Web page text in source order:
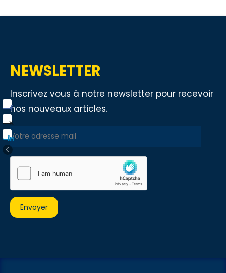
NEWSLETTER
Inscrivez vous à notre newsletter pour recevoir
nos nouveaux articles.